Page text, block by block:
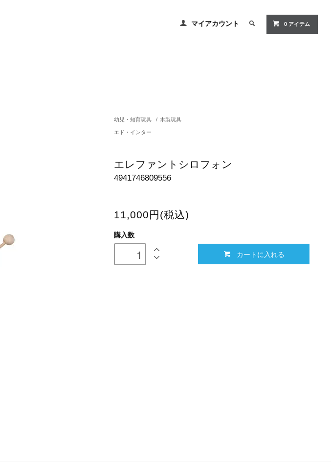
マイアカウント 0 アイテム
幼児・知育玩具 / 木製玩具
エド・インター
エレファントシロフォン
4941746809556
11,000円(税込)
購入数
カートに入れる